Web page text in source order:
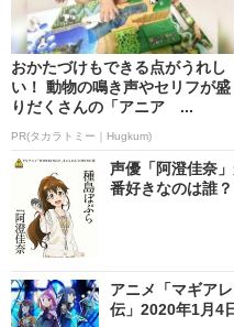
おかたづけもできる点がうれし
い！ 動物の鳴き声やセリフが盛
りだくさんの「アニア ...
PR(タカラトミー｜Hugkum)
声優「阿澄佳奈
番好きなのは誰
アニメ「マギア
伝」2020年1月4